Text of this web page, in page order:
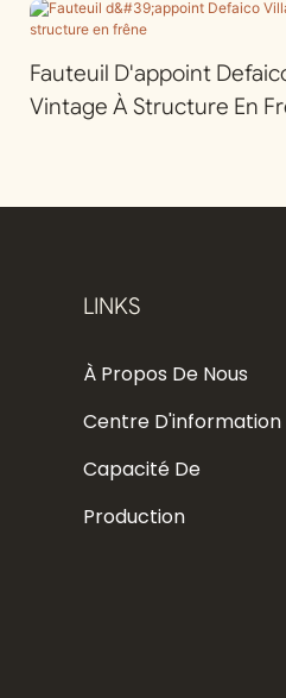
Fauteuil D'appoint
Vintage À Structure En
LINKS
À Propos De Nous
Centre D'information
Capacité De
Production